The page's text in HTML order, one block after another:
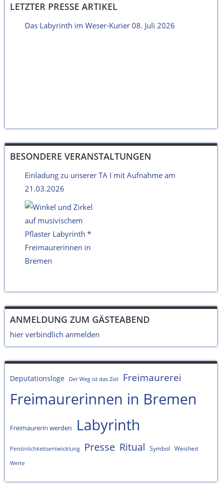
LETZTER PRESSE ARTIKEL
Das Labyrinth im Weser-Kurier 08. Juli 2026
BESONDERE VERANSTALTUNGEN
Einladung zu unserer TA I mit Aufnahme am
21.03.2026
ANMELDUNG ZUM GÄSTEABEND
hier verbindlich anmelden
Deputationsloge Der Weg ist das Ziel Freimaurerei
Freimaurerinnen in Bremen
Freimaurerin werden Labyrinth
Persönlichkeitsentwicklung Presse Ritual Symbol Weisheit
Werte